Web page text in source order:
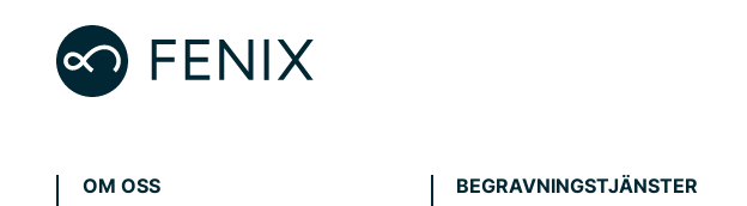
OM OSS BEGRAVNINGSTJÄNSTER